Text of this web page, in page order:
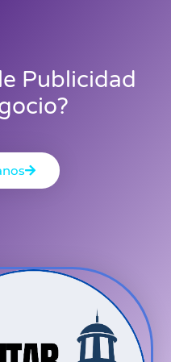
Publicidad